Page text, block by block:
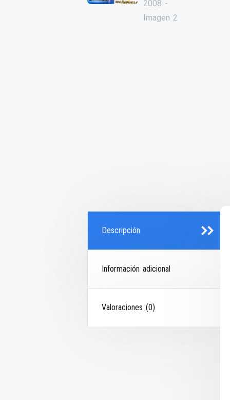
Descripción
Información adicional
Valoraciones (0)